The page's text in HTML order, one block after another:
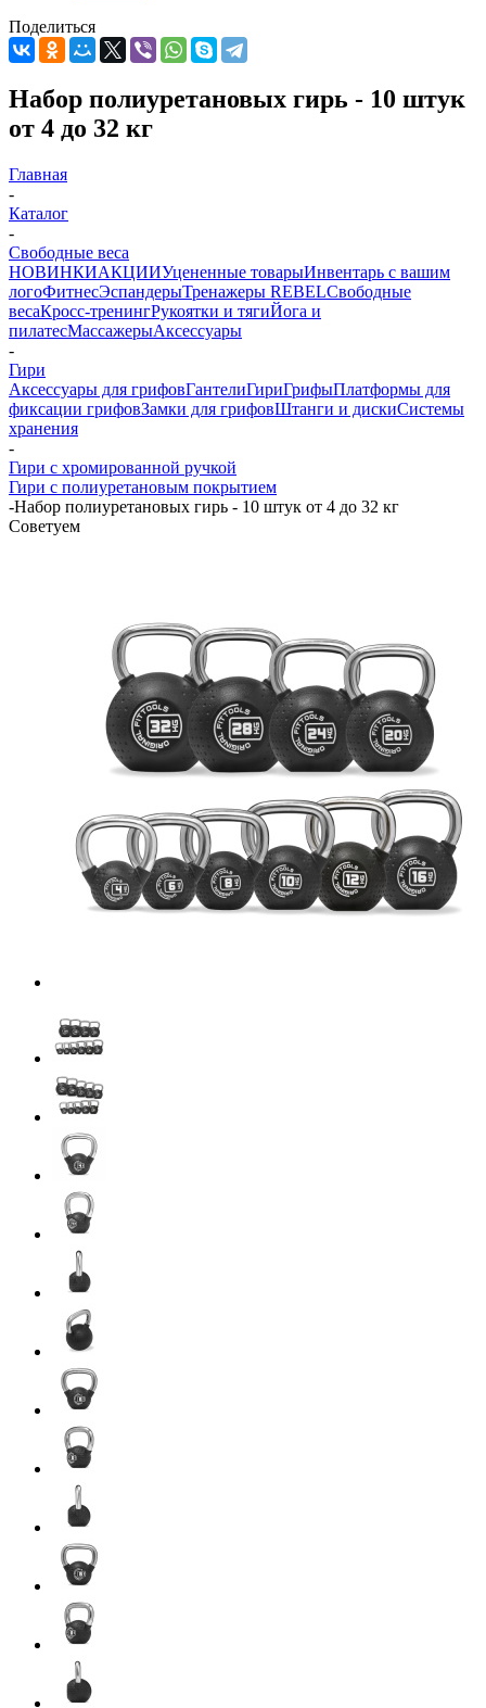
Поделиться
Набор полиуретановых гирь - 10 штук
от 4 до 32 кг
Главная
-
Каталог
-
Свободные веса
НОВИНКИАКЦИИУцененные товарыИнвентарь с вашим
логоФитнесЭспандерыТренажеры REBELСвободные
весаКросс-тренингРукоятки и тягиЙога и
пилатесМассажерыАксессуары
-
Гири
Аксессуары для грифовГантелиГириГрифыПлатформы для
фиксации грифовЗамки для грифовШтанги и дискиСистемы
хранения
-
Гири с хромированной ручкой
Гири с полиуретановым покрытием
-Набор полиуретановых гирь - 10 штук от 4 до 32 кг
Советуем